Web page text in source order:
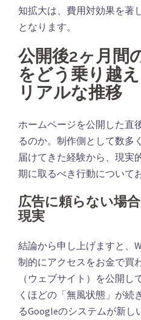
知拡大は、費用対効果を著
となります。
公開後2ヶ月間
をどう乗り越
リアルな推移
ホームページを公開した直
るのか。制作側として数多
届けてきた経験から、現実
期に取るべき行動について
広告に頼らない場
現実
結論から申し上げますと、
制的にアクセスをお金で買
（ウェブサイト）を公開
くほどの「無風状態」が続
るGoogleのシステムが新し